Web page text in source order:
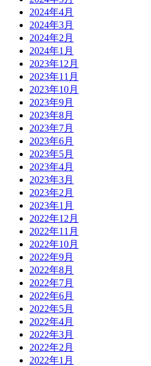
2024年4月
2024年3月
2024年2月
2024年1月
2023年12月
2023年11月
2023年10月
2023年9月
2023年8月
2023年7月
2023年6月
2023年5月
2023年4月
2023年3月
2023年2月
2023年1月
2022年12月
2022年11月
2022年10月
2022年9月
2022年8月
2022年7月
2022年6月
2022年5月
2022年4月
2022年3月
2022年2月
2022年1月